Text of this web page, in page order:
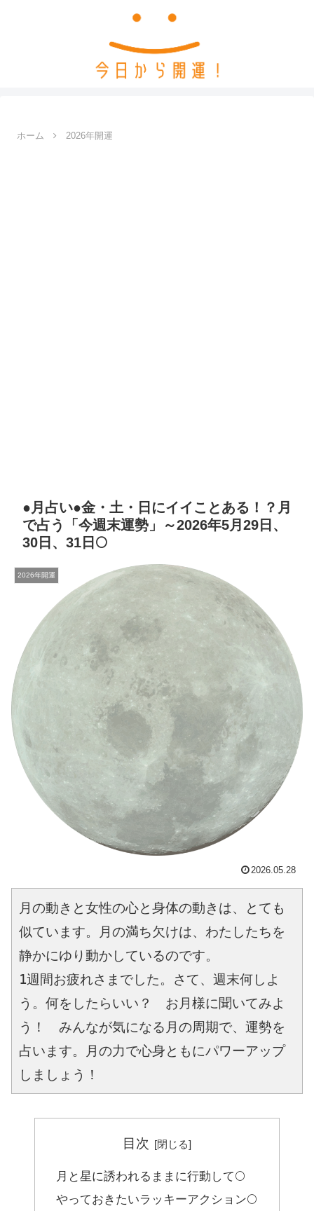
ホーム 2026年開運
●月占い●金・土・日にイイことある！？月
で占う「今週末運勢」～2026年5月29日、
30日、31日🌕
2026年開運
2026.05.28
月の動きと女性の心と身体の動きは、とても
似ています。月の満ち欠けは、わたしたちを
静かにゆり動かしているのです。
1週間お疲れさまでした。さて、週末何しよ
う。何をしたらいい？　お月様に聞いてみよ
う！　みんなが気になる月の周期で、運勢を
占います。月の力で心身ともにパワーアップ
しましょう！
目次
月と星に誘われるままに行動して🌕
やっておきたいラッキーアクション🌕